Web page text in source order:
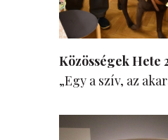
Közösségek Hete
„Egy a szív, az